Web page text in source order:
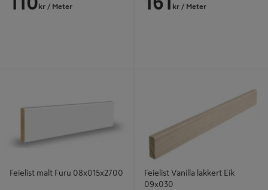
kr / Meter kr / Meter
Feielist malt Furu 08x015x2700
Feielist Vanilla lakkert Eik
09x030